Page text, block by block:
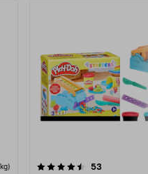
53
4.5 av 5 stjerner